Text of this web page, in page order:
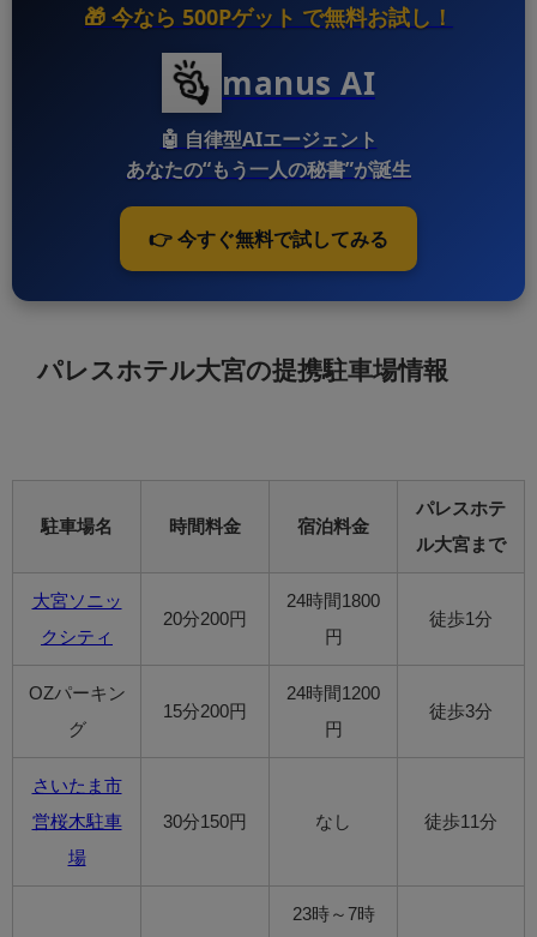
🎁 今なら 500Pゲット で無料お試し！
manus AI
🤖 自律型AIエージェント
あなたの“もう一人の秘書”が誕生
👉 今すぐ無料で試してみる
パレスホテル大宮の提携駐車場情報
駐車場名 時間料金 宿泊料金
パレスホテ
ル大宮まで
大宮ソニッ
クシティ
20分200円
24時間1800
円
徒歩1分
OZパーキン
グ
15分200円
24時間1200
円
徒歩3分
さいたま市
営桜木駐車
場
30分150円 なし 徒歩11分
23時～7時